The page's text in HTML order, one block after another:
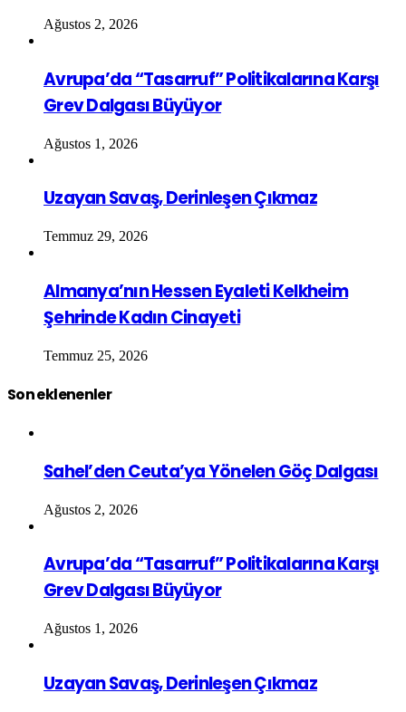
Ağustos 2, 2026
Avrupa’da “Tasarruf” Politikalarına Karşı
Grev Dalgası Büyüyor
Ağustos 1, 2026
Uzayan Savaş, Derinleşen Çıkmaz
Temmuz 29, 2026
Almanya’nın Hessen Eyaleti Kelkheim
Şehrinde Kadın Cinayeti
Temmuz 25, 2026
Son eklenenler
Sahel’den Ceuta’ya Yönelen Göç Dalgası
Ağustos 2, 2026
Avrupa’da “Tasarruf” Politikalarına Karşı
Grev Dalgası Büyüyor
Ağustos 1, 2026
Uzayan Savaş, Derinleşen Çıkmaz